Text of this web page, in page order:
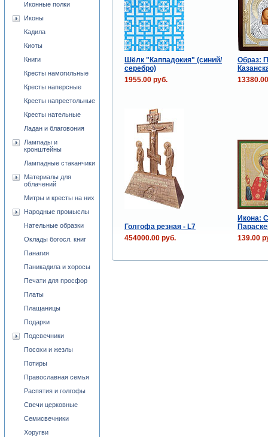
Шёлк "Каппадокия" (синий/
серебро)
Образ:
1955.00 руб.
Голгофа резная - L7
Икона:
454000.00 руб.
139.00
Иконные полки
Иконы
Кадила
Киоты
Книги
Кресты намогильные
Кресты наперсные
Кресты напрестольные
Кресты нательные
Ладан и благовония
Лампады и
кронштейны
Лампадные стаканчики
Материалы для
облачений
Митры и кресты на них
Народные промыслы
Нательные образки
Оклады богосл. книг
Панагия
Паникадила и хоросы
Печати для просфор
Платы
Плащаницы
Подарки
Подсвечники
Посохи и жезлы
Потиры
Православная семья
Распятия и голгофы
Свечи церковные
Семисвечники
Хоругви